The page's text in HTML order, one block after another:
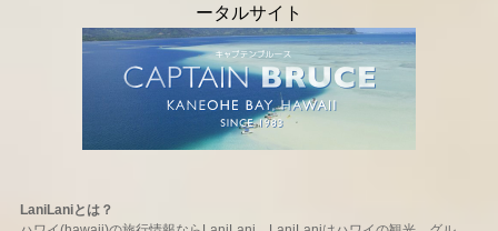
LaniLaniとは？